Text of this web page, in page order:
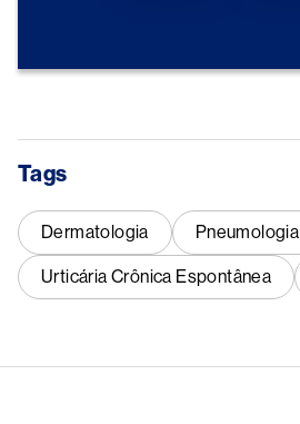
Tags
Dermatologia Pneumologia
Urticária Crônica Espontânea